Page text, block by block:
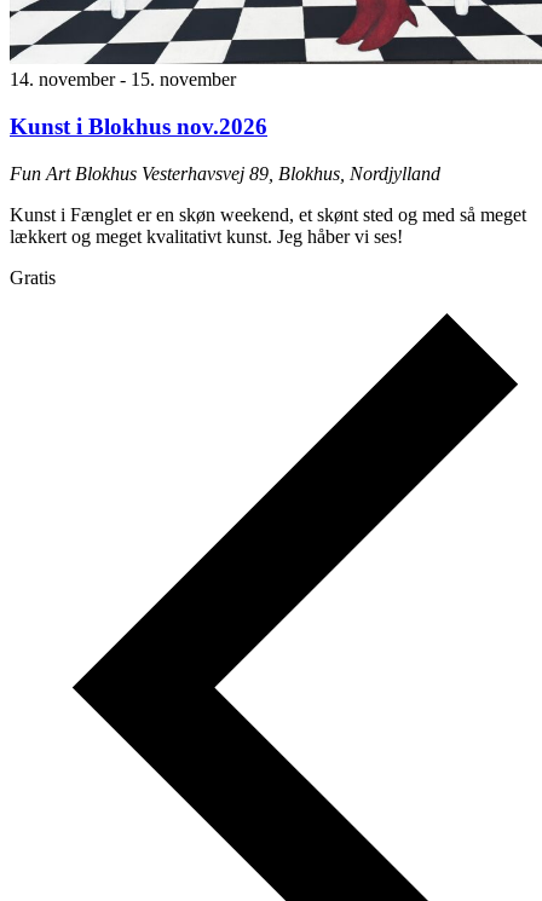
14. november- 15. november
Kunst i Blokhus nov.2026
Fun Art Blokhus Vesterhavsvej 89, Blokhus, Nordjylland
Kunst i Fænglet er en skøn weekend, et skønt sted og med så meget
lækkert og meget kvalitativt kunst. Jeg håber vi ses!
Gratis